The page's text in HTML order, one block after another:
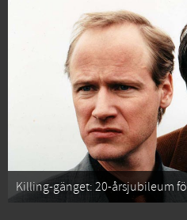
Killing-gänget: 20-årsjubileum